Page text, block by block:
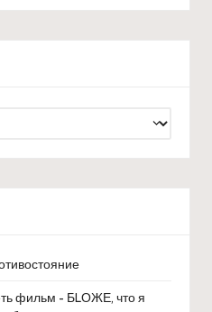
фильм - БLОЖЕ, что я